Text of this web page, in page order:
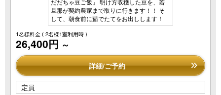
だだちゃ豆ご飯」 明け方収穫した豆を、若
旦那が契約農家まで取りに行きます！！ そ
して、朝食前に茹でたてをお出しします！
1名様料金( 2名様1室利用時 )
26,400円 ～
詳細/ご予約
定員